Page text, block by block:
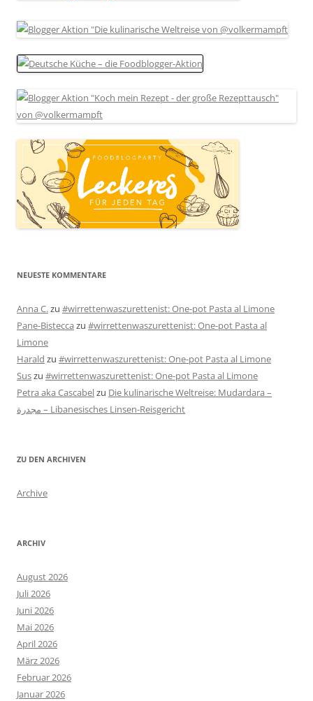
NEUESTE KOMMENTARE
Anna C.zu #wirrettenwaszurettenist: One-pot Pasta al Limone
Pane-Bistecca zu #wirrettenwaszurettenist: One-pot Pasta al
Limone
Harald zu #wirrettenwaszurettenist: One-pot Pasta al Limone
Suszu #wirrettenwaszurettenist: One-pot Pasta al Limone
Petra aka Cascabelzu Die kulinarische Weltreise: Mudardara –
مجدرة – Libanesisches Linsen-Reisgericht
ZU DEN ARCHIVEN
Archive
ARCHIV
August 2026
Juli 2026
Juni 2026
Mai 2026
April 2026
März 2026
Februar 2026
Januar 2026